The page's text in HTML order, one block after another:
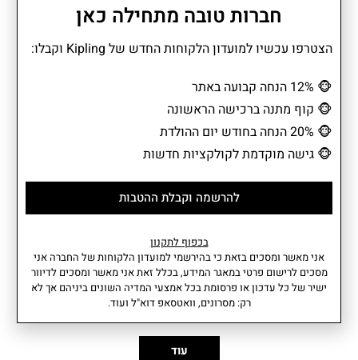
DELIA הוא תיק גב בינוני בעיצוב נקי ומאורגן. תא מרכזי מרווח, כיסים
חכמים ותאים צדדיים אלסטיים יוצרים פתרון נוח ויעיל לכל צורך יומיומי.
אותו למלווה מושלם לשגרת היום – מהעבודה ועד לסידורים בעיר.
מידע נוסף
• תא ראשי נסגר עם רוכסן ומכיל: •
כיס פתוח וכיס עם רוכסן.
• בחזית התיק תא קדמי עם רוכסן .
• 2 כיסי צד אלסטיים.
מאפיינים
משקל: 16 ליטר
נפח: 0.51 קג
גובה: 37.5סמ
עוד
חברות טובה מתחילה כאן
הצטרפו עכשיו למועדון הלקוחות החדש של Kipling וקבלו:
🐵
🐵 קוף מתנה ברכישה הראשונה
🐵
🐵 גישה מוקדמת לקולקציות חדשות
להרשמה וקבלת ההטבות
בכפוף לתקנון
אני מאשר ומסכים בזאת כי בהירשמי למועדון הלקוחות של החברה אני
מסכים לרישום פרטי במאגר המידע, בכלל זאת אני מאשר ומסכים לדיוור
ישיר של כל עדכון או פרסומת בכל אמצעי המדיה השונים ביניהם אך לא
רק: מסרונים, וואטסאפ דוא"ל ועוד.